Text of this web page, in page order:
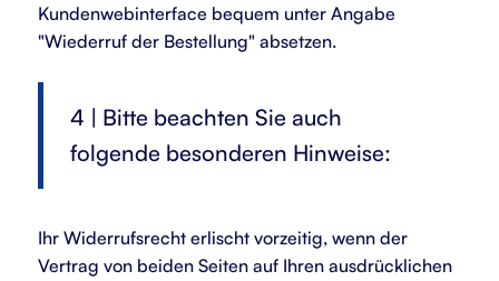
Kundenwebinterface bequem unter Angabe
"Wiederruf der Bestellung" absetzen.
4 | Bitte beachten Sie auch
folgende besonderen Hinweise:
Ihr Widerrufsrecht erlischt vorzeitig, wenn der
Vertrag von beiden Seiten auf Ihren ausdrücklichen